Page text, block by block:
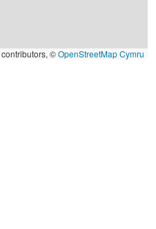
contributors, ©OpenStreetMap Cymru